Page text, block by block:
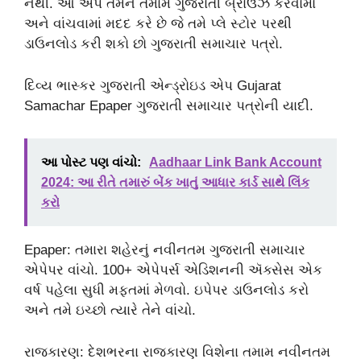
નથી. આ એપ તમને તમામ ગુજરાતી બ્રાઉઝ કરવામાં
અને વાંચવામાં મદદ કરે છે જે તમે પ્લે સ્ટોર પરથી
ડાઉનલોડ કરી શકો છો ગુજરાતી સમાચાર પત્રો.
દિવ્ય ભાસ્કર ગુજરાતી એન્ડ્રોઇડ એપ Gujarat
Samachar Epaper ગુજરાતી સમાચાર પત્રોની યાદી.
આ પોસ્ટ પણ વાંચો:
Aadhaar Link Bank Account
2024: આ રીતે તમારું બેંક ખાતું આધાર કાર્ડ સાથે લિંક
કરો
Epaper: તમારા શહેરનું નવીનતમ ગુજરાતી સમાચાર
એપેપર વાંચો. 100+ એપેપર્સ એડિશનની ઍક્સેસ એક
વર્ષ પહેલા સુધી મફતમાં મેળવો. ઇપેપર ડાઉનલોડ કરો
અને તમે ઇચ્છો ત્યારે તેને વાંચો.
રાજકારણ: દેશભરના રાજકારણ વિશેના તમામ નવીનતમ